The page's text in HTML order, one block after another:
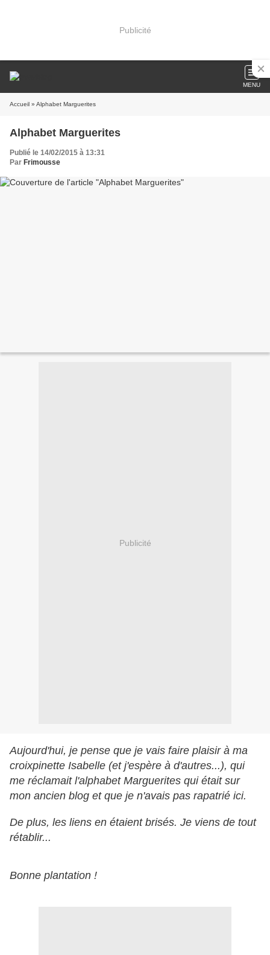
Publicité
MENU
Accueil » Alphabet Marguerites
Alphabet Marguerites
Publié le 14/02/2015 à 13:31
Par Frimousse
Publicité
Aujourd'hui, je pense que je vais faire plaisir à ma
croixpinette Isabelle (et j'espère à d'autres...), qui
me réclamait l'alphabet Marguerites qui était sur
mon ancien blog et que je n'avais pas rapatrié ici.
De plus, les liens en étaient brisés. Je viens de tout
rétablir...
Bonne plantation !